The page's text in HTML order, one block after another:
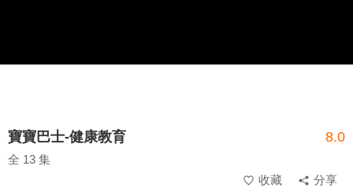
寶寶巴士-健康教育 8.0
全 13 集
收藏
分享